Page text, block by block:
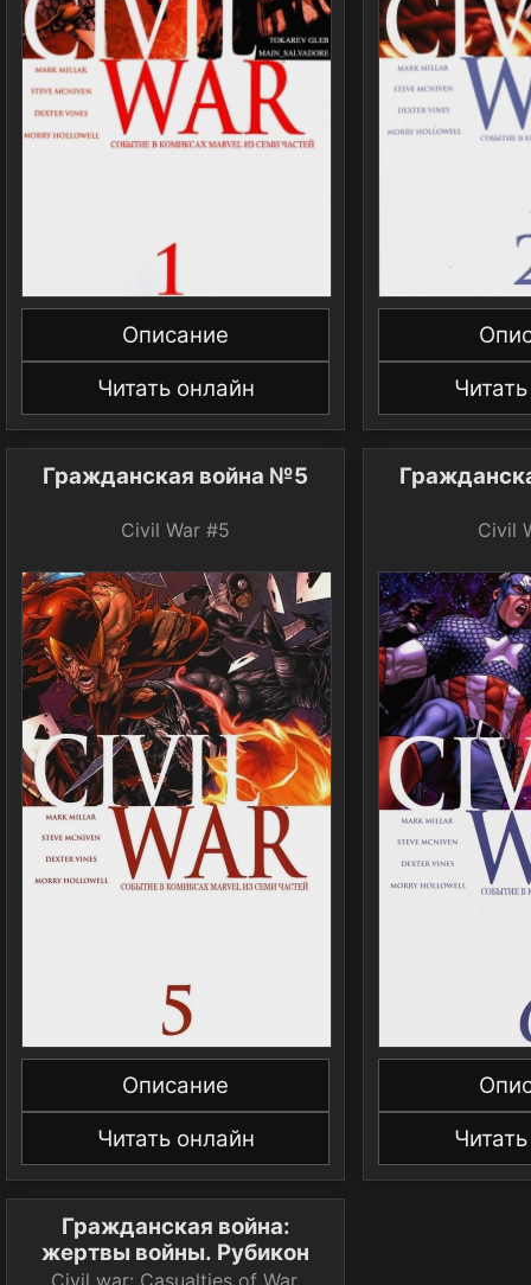
Описание
Читать онлайн
Гражданская война №5
Civil War #5
Описание
Читать онлайн
Civil
Гражданская война:
жертвы войны. Рубикон